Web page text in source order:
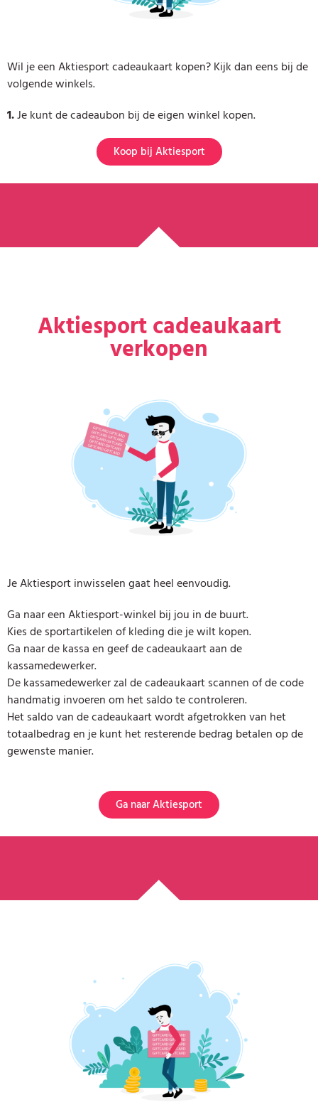
Wil je een Aktiesport cadeaukaart kopen? Kijk dan eens bij de
volgende winkels.
1.Je kunt de cadeaubon bij de eigen winkel kopen.
Koop bij Aktiesport
Aktiesport cadeaukaart
verkopen
Je Aktiesport inwisselen gaat heel eenvoudig.
Ga naar een Aktiesport-winkel bij jou in de buurt.
Kies de sportartikelen of kleding die je wilt kopen.
Ga naar de kassa en geef de cadeaukaart aan de
kassamedewerker.
De kassamedewerker zal de cadeaukaart scannen of de code
handmatig invoeren om het saldo te controleren.
Het saldo van de cadeaukaart wordt afgetrokken van het
totaalbedrag en je kunt het resterende bedrag betalen op de
gewenste manier.
Ga naar Aktiesport